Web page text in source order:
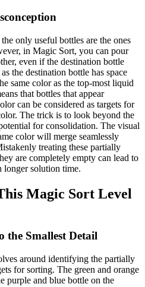
only useful bottles are the ones
in Magic Sort, you can pour
even if the destination bottle
the destination bottle has space
same color as the top-most liquid
that bottles that appear
can be considered as targets for
The trick is to look beyond the
for consolidation. The visual
color will merge seamlessly
treating these partially
are completely empty can lead to
longer solution time.
Magic Sort Level
the Smallest Detail
around identifying the partially
for sorting. The green and orange
purple and blue bottle on the